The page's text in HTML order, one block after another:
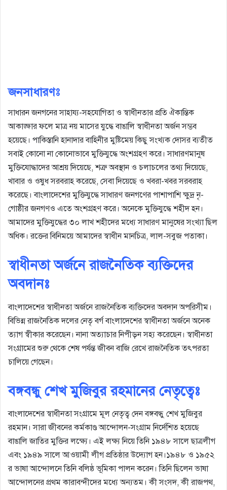
জনসাধারণঃ
সাধারন জনগনের সাহায্য-সহযোগিতা ও স্বাধীনতার প্রতি ঐকান্তিক
আকাঙ্ক্ষার ফলে মাত্র নয় মাসের যুদ্ধে বাঙালি স্বাধীনতা অর্জন সম্ভব
হয়েছে। পাকিস্তানি হানাদার বাহিনীর মুষ্টিমেয় কিছু সংখ্যক দোসর ব্যতীত
সবাই কোনো না কোনোভাবে মুক্তিযুদ্ধে অংশগ্রহণ করে। সাধারণমানুষ
মুক্তিযোদ্ধাদের আশ্রয় দিয়েছে, শত্রু অবস্থান ও চলাচলের তথ্য দিয়েছে,
খাবার ও ওষুধ সরবরাহ করেছে, সেবা দিয়েছে ও খবরা-খবর সরবরাহ
করেছে। বাংলাদেশের মুক্তিযুদ্ধে সাধারণ জনগণের পাশাপাশি ক্ষুদ্র নৃ-
গোষ্ঠীর জনগণও এতে অংশগ্রহণ করে। অনেকে মুক্তিযুদ্ধে শহীদ হন।
আমাদের মুক্তিযুদ্ধের ৩০ লাখ শহীদের মধ্যে সাধারণ মানুষের সংখ্যা ছিল
অধিক। রক্তের বিনিময়ে আমাদের স্বাধীন মানচিত্র, লাল-সবুজ পতাকা।
স্বাধীনতা অর্জনে রাজনৈতিক ব্যক্তিদের
অবদানঃ
বাংলাদেশের স্বাধীনতা অর্জনে রাজনৈতিক ব্যক্তিদের অবদান অপরিসীম।
বিভিন্ন রাজনৈতিক দলের নেতৃ বর্গ বাংলাদেশের স্বাধীনতা অর্জনে অনেক
ত্যাগ স্বীকার করেছেন। নানা অত্যাচার নিপীড়ন সহ্য করেছেন। স্বাধীনতা
সংগ্রামের শুরু থেকে শেষ পর্যন্ত জীবন বাজি রেখে রাজনৈতিক তৎপরতা
চালিয়ে গেছেন।
বঙ্গবন্ধু শেখ মুজিবুর রহমানের নেতৃত্বেঃ
বাংলাদেশের স্বাধীনতা সংগ্রামে মূল নেতৃত্ব দেন বঙ্গবন্ধু শেখ মুজিবুর
রহমান। সারা জীবনের কর্মকাণ্ড আন্দোলন-সংগ্রাম নির্দেশিত হয়েছে
বাঙালি জাতির মুক্তির লক্ষ্যে। এই লক্ষ্য নিয়ে তিনি ১৯৪৮ সালে ছাত্রলীগ
এবং ১৯৪৯ সালে আওয়ামী লীগ প্রতিষ্ঠার উদ্যোগ হন।১৯৪৮ ও ১৯৫২
র ভাষা আন্দোলনে তিনি বলিষ্ঠ ভূমিকা পালন করেন। তিনি ছিলেন ভাষা
আন্দোলনের প্রথম কারাবন্দীদের মধ্যে অন্যতম। কী সংসদ, কী রাজপথ,